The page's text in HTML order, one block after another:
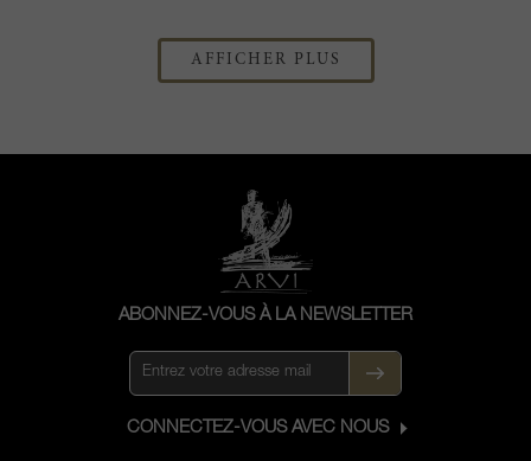
AFFICHER PLUS
ABONNEZ-VOUS À LA NEWSLETTER
CONNECTEZ-VOUS AVEC NOUS